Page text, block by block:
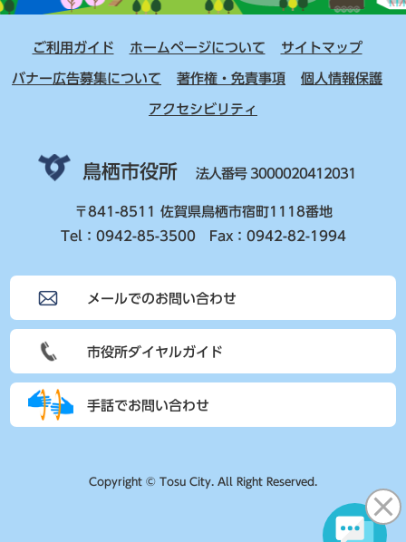
ご利用ガイド ホームページについて サイトマップ
バナー広告募集について 著作権・免責事項 個人情報保護
アクセシビリティ
鳥栖市役所 法人番号 3000020412031
〒841-8511 佐賀県鳥栖市宿町1118番地
Tel：0942-85-3500 Fax：0942-82-1994
メールでのお問い合わせ
市役所ダイヤルガイド
手話でお問い合わせ
Copyright © Tosu City. All Right Reserved.